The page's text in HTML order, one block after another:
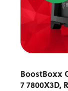
BoostBoxx
7 7800X3D,